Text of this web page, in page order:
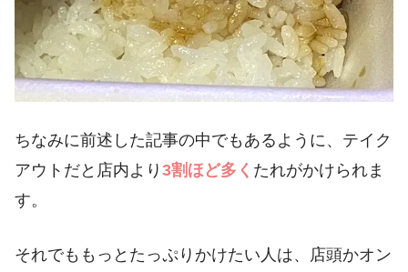
ちなみに前述した記事の中でもあるように、テイク
アウトだと店内より 3割ほど多く たれがかけられま
す。
それでももっとたっぷりかけたい人は、店頭かオン